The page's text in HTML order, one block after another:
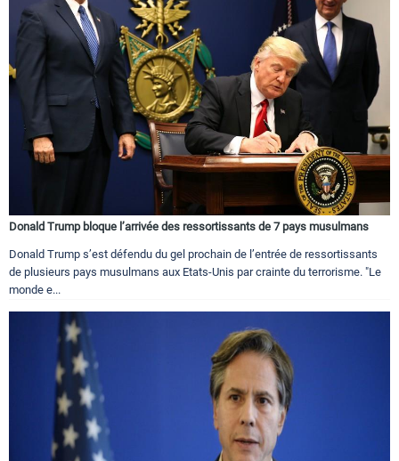
Donald Trump bloque l’arrivée des ressortissants de 7 pays musulmans
Donald Trump s’est défendu du gel prochain de l’entrée de ressortissants
de plusieurs pays musulmans aux Etats-Unis par crainte du terrorisme. "Le
monde e...